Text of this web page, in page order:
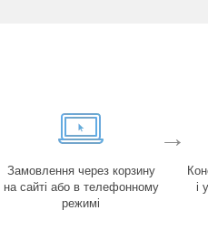
→
Замовлення через корзину
на сайті або в телефонному
режимі
і